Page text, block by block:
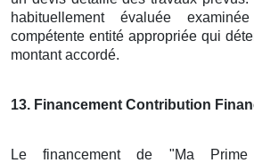
habituellement évaluée
compétente entité appropriée qui
montant accordé.
13. Financement Contribution
Le financement de "Ma Prime